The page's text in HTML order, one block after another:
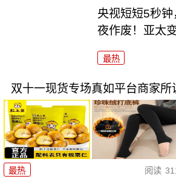
央视短短5秒
夜作废！亚太
最热
双十一现货专场真如平台商家所
最热 阅读